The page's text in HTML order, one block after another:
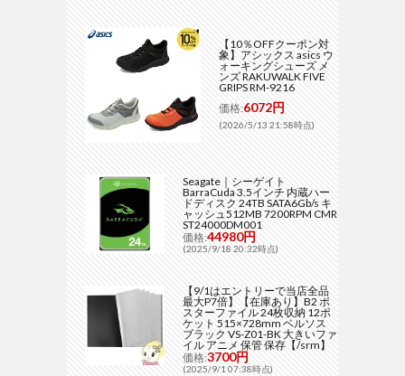
【10％OFFクーポン対
象】アシックス asics ウ
ォーキングシューズ メ
ンズ RAKUWALK FIVE
GRIPS RM-9216
価格:6072円
(2026/5/13 21:58時点)
Seagate｜シーゲイト
BarraCuda 3.5インチ 内蔵ハー
ドディスク 24TB SATA6Gb/s キ
ャッシュ512MB 7200RPM CMR
ST24000DM001
価格:44980円
(2025/9/18 20:32時点)
【9/1はエントリーで当店全品
最大P7倍】【在庫あり】B2 ポ
スターファイル 24枚収納 12ポ
ケット 515×728mm ベルソス
ブラック VS-Z01-BK 大きいファ
イル アニメ 保管 保存【/srm】
価格:3700円
(2025/9/1 07:38時点)